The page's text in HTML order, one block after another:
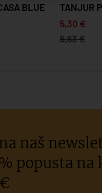
BLUE
TANJUR
5,30 €
6,63 €
naš
popusta na